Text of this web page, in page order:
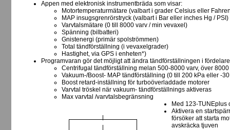
Appen med elektronisk instrumentbräda som visar:
Motortemperaturmätare (valbart i grader Celsius eller
MAP insugsgrenrörstryck (valbart i Bar eller inches Hg / PSI)
Varvtalsmätare (0 till 8000 varv / min vevaxel)
Spänning (bilbatteri)
Gnistenergi (primär spolströmmen)
Total tändförställning (i vevaxelgrader)
Hastighet, via GPS i enheten*)
Programvaran gör det möjligt att ändra tändförställningen i
Centrifugal tändförställning melan 500-8000 varv, över
Vakuum-/Boost- MAP tändförställning (0 till 200 kPa eller -
Boost retard-inställning för turboöverladdade motorer
Varvtal tröskel när vakuum- tändförställnings aktiveras
Max varvtal /varvtalsbegränsning
Med 123-TUNEplus
Aktivera en
försöker att starta
avskräcka tjuven